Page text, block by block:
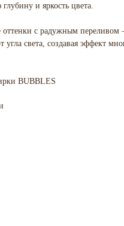
и яркость цвета.
с радужным переливом
угла света, создавая эффект
BUBBLES